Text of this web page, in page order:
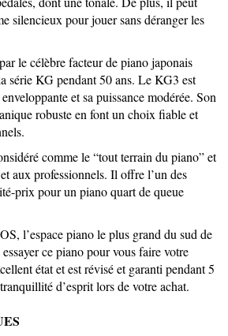
silencieux pour jouer sans déranger les
le célèbre facteur de piano japonais
série KG pendant 50 ans. Le KG3 est
et sa puissance modérée. Son
robuste en font un choix fiable et
comme le “tout terrain du piano” et
aux professionnels. Il offre l’un des
prix pour un piano quart de queue
l’espace piano le plus grand du sud de
ce piano pour vous faire votre
état et est révisé et garanti pendant 5
d’esprit lors de votre achat.